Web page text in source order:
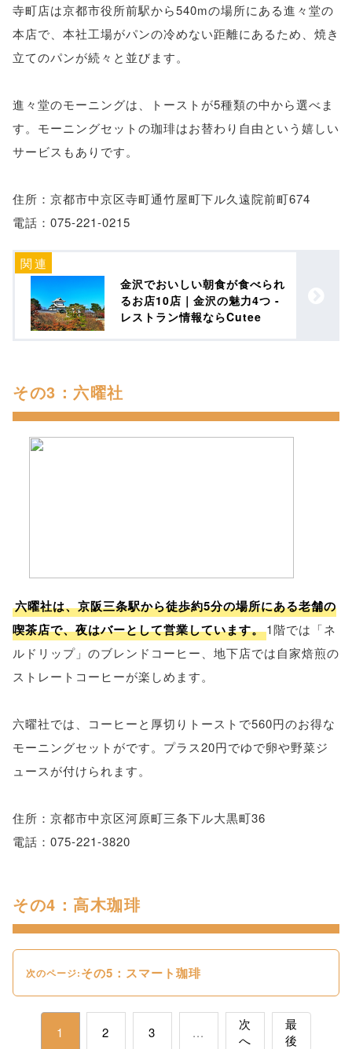
寺町店は京都市役所前駅から540mの場所にある進々堂の
本店で、本社工場がパンの冷めない距離にあるため、焼き
立てのパンが続々と並びます。
進々堂のモーニングは、トーストが5種類の中から選べま
す。モーニングセットの珈琲はお替わり自由という嬉しい
サービスもありです。
住所：京都市中京区寺町通竹屋町下ル久遠院前町674
電話：075-221-0215
金沢でおいしい朝食が食べられ
るお店10店｜金沢の魅力4つ -
レストラン情報ならCutee
その3：六曜社
六曜社は、京阪三条駅から徒歩約5分の場所にある老舗の
喫茶店で、夜はバーとして営業しています。1階では「ネ
ルドリップ」のブレンドコーヒー、地下店では自家焙煎の
ストレートコーヒーが楽しめます。
六曜社では、コーヒーと厚切りトーストで560円のお得な
モーニングセットがです。プラス20円でゆで卵や野菜ジ
ュースが付けられます。
住所：京都市中京区河原町三条下ル大黒町36
電話：075-221-3820
その4：高木珈琲
次のページ:その5：スマート珈琲
1 2 3 ...
次
へ
最
後